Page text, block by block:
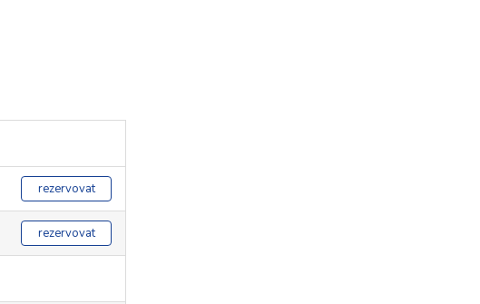
rezervovat
rezervovat